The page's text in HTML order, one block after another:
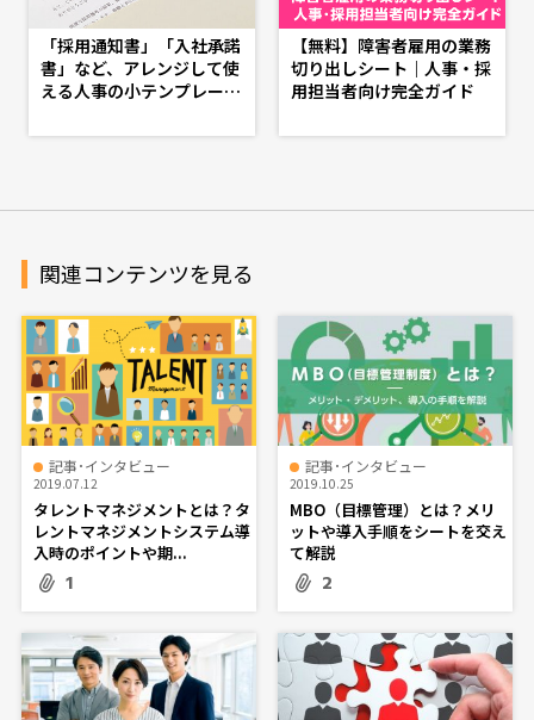
「採用通知書」「入社承諾
書」など、アレンジして使
える人事の小テンプレート
j）- 理想の人事へ、ショー
【無料】障害者雇用の業務
切り出しシート｜人事・採
用担当者向け完全ガイド
関連コンテンツを見る
記事･インタビュー
2019.07.12
タレントマネジメントとは？タ
レントマネジメントシステム導
入時のポイントや期...
1
記事･インタビュー
2019.10.25
MBO（目標管理）とは？メリ
ットや導入手順をシートを交え
て解説
2